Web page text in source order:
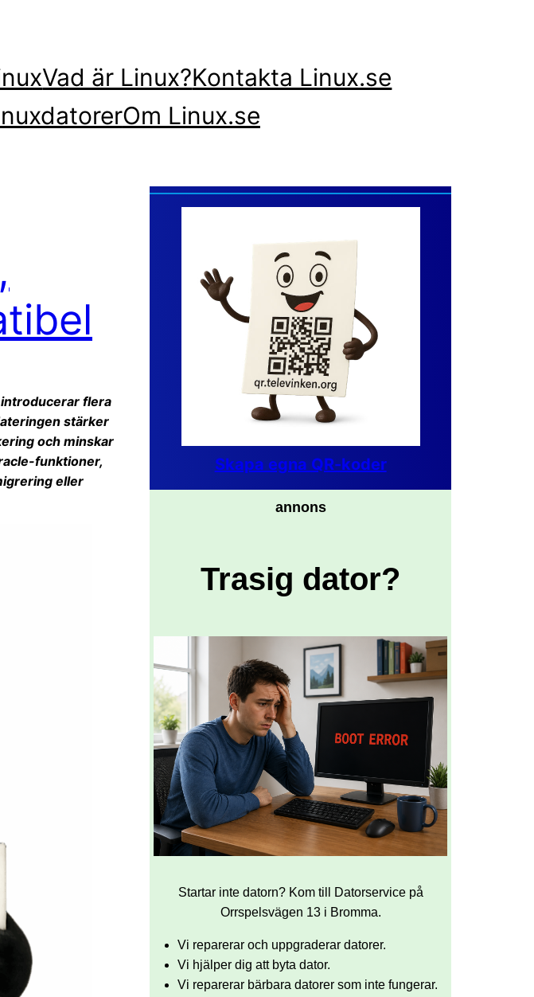
Vad är Linux?Kontakta Linux.se
Om Linux.se
introducerar flera
stärker
och minskar
funktioner,
eller
Skapa egna QR-koder
annons
Trasig dator?
Startar inte datorn? Kom till Datorservice på
Orrspelsvägen 13 i Bromma.
Vi reparerar och uppgraderar datorer.
Vi hjälper dig att byta dator.
Vi reparerar bärbara datorer som inte fungerar.